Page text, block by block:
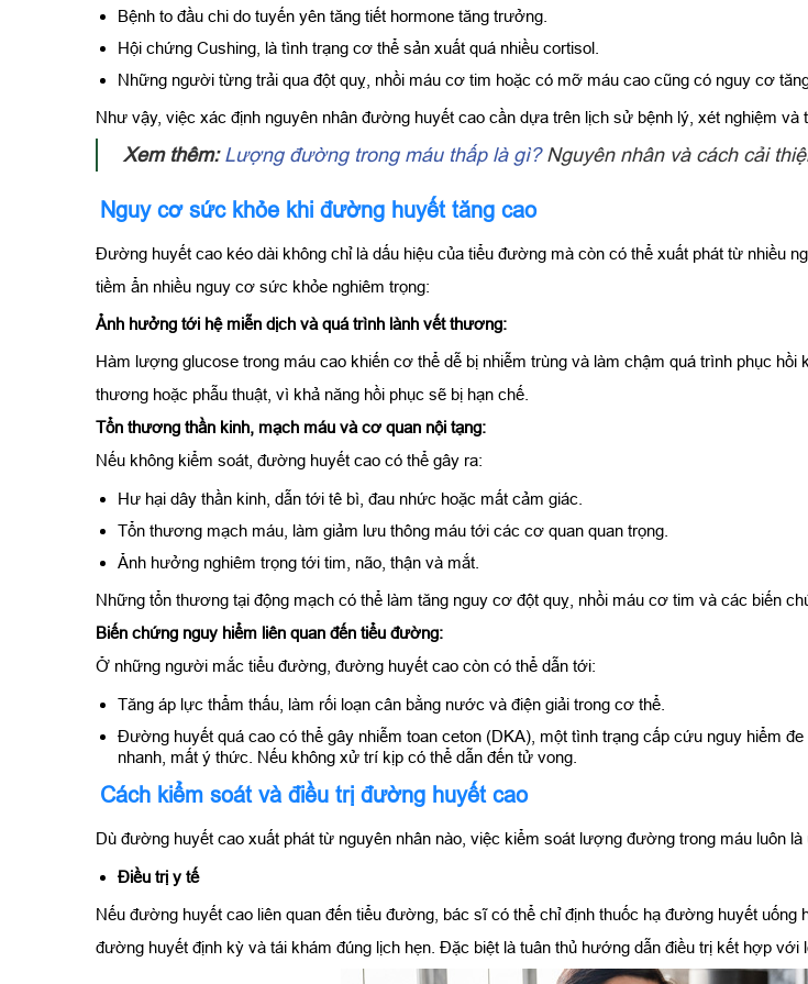
Bệnh to đầu chi do tuyến yên tăng tiết hormone tăng trưởng.
Hội chứng Cushing, là tình trạng cơ thể sản xuất quá nhiều cortisol.
Những người từng trải qua đột quỵ, nhồi máu cơ tim hoặc có mỡ máu cao cũng có nguy cơ
Như vậy, việc xác định nguyên nhân đường huyết cao cần dựa trên lịch sử bệnh lý, xét nghiệm
Xem thêm: Lượng đường trong máu thấp là gì?Nguyên nhân và cách cải
Nguy cơ sức khỏe khi đường huyết tăng cao
Đường huyết cao kéo dài không chỉ là dấu hiệu của tiểu đường mà còn có thể xuất phát từ nhiều
tiềm ẩn nhiều nguy cơ sức khỏe nghiêm trọng:
Ảnh hưởng tới hệ miễn dịch và quá trình lành vết thương:
Hàm lượng glucose trong máu cao khiến cơ thể dễ bị nhiễm trùng và làm chậm quá trình phục
thương hoặc phẫu thuật, vì khả năng hồi phục sẽ bị hạn chế.
Tổn thương thần kinh, mạch máu và cơ quan nội tạng:
Nếu không kiểm soát, đường huyết cao có thể gây ra:
Hư hại dây thần kinh, dẫn tới tê bì, đau nhức hoặc mất cảm giác.
Tổn thương mạch máu, làm giảm lưu thông máu tới các cơ quan quan trọng.
Ảnh hưởng nghiêm trọng tới tim, não, thận và mắt.
Những tổn thương tại động mạch có thể làm tăng nguy cơ đột quỵ, nhồi máu cơ tim và các biến
Biến chứng nguy hiểm liên quan đến tiểu đường:
Ở những người mắc tiểu đường, đường huyết cao còn có thể dẫn tới:
Tăng áp lực thẩm thấu, làm rối loạn cân bằng nước và điện giải trong cơ thể.
Đường huyết quá cao có thể gây nhiễm toan ceton (DKA), một tình trạng cấp cứu nguy hiểm
nhanh, mất ý thức. Nếu không xử trí kịp có thể dẫn đến tử vong.
Cách kiểm soát và điều trị đường huyết cao
Dù đường huyết cao xuất phát từ nguyên nhân nào, việc kiểm soát lượng đường trong máu luôn
Điều trị y tế
Nếu đường huyết cao liên quan đến tiểu đường, bác sĩ có thể chỉ định thuốc hạ đường huyết
đường huyết định kỳ và tái khám đúng lịch hẹn. Đặc biệt là tuân thủ hướng dẫn điều trị kết hợp với